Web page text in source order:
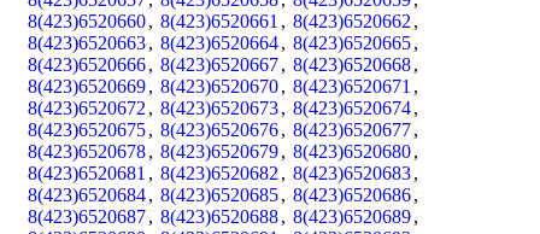
8(423)6520660, 8(423)6520661 , 8(423)6520662 ,
8(423)6520663, 8(423)6520664, 8(423)6520665,
8(423)6520666, 8(423)6520667, 8(423)6520668,
8(423)6520669, 8(423)6520670, 8(423)6520671 ,
8(423)6520672 , 8(423)6520673, 8(423)6520674,
8(423)6520675, 8(423)6520676, 8(423)6520677,
8(423)6520678, 8(423)6520679, 8(423)6520680,
8(423)6520681 , 8(423)6520682 , 8(423)6520683,
8(423)6520684, 8(423)6520685, 8(423)6520686,
8(423)6520687, 8(423)6520688, 8(423)6520689,